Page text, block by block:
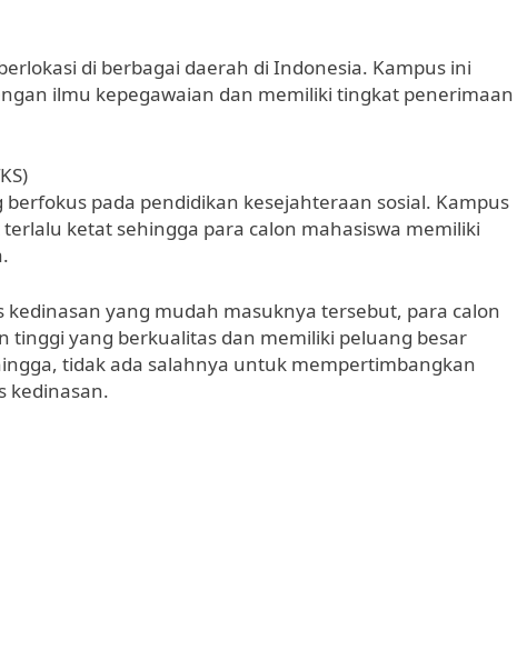
di berbagai daerah di Indonesia. Kampus ini
ilmu kepegawaian dan memiliki tingkat penerimaan
pada pendidikan kesejahteraan sosial. Kampus
ketat sehingga para calon mahasiswa memiliki
yang mudah masuknya tersebut, para calon
tinggi yang berkualitas dan memiliki peluang besar
tidak ada salahnya untuk mempertimbangkan
kedinasan.